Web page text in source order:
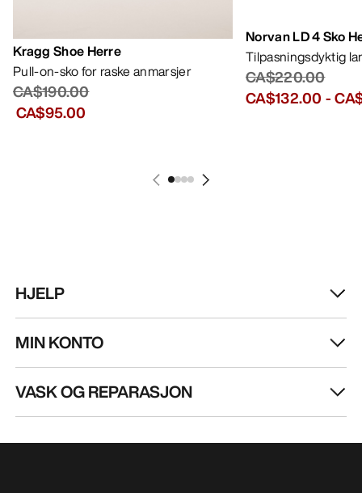
Kragg Shoe Herre
Pull-on-sko for raske anmarsjer
CA$190.00
CA$95.00
Norvan LD 4 Sko
Tilpasningsdyktig
CA$220.00
CA$132.00 -
HJELP
MIN KONTO
VASK OG REPARASJON